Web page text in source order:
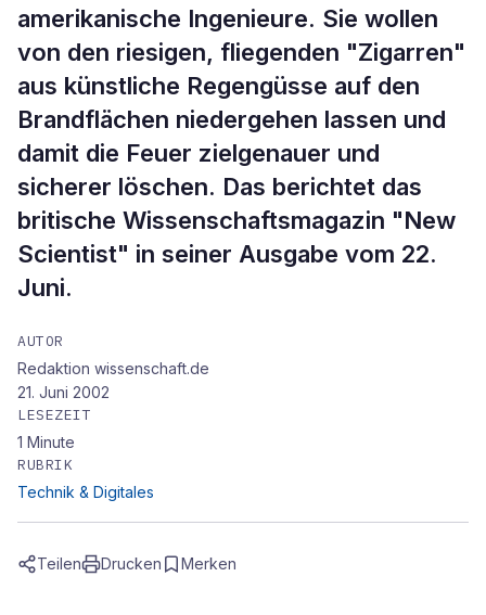
amerikanische Ingenieure. Sie wollen
von den riesigen, fliegenden "Zigarren"
aus künstliche Regengüsse auf den
Brandflächen niedergehen lassen und
damit die Feuer zielgenauer und
sicherer löschen. Das berichtet das
britische Wissenschaftsmagazin "New
Scientist" in seiner Ausgabe vom 22.
Juni.
AUTOR
Redaktion wissenschaft.de
21. Juni 2002
LESEZEIT
1 Minute
RUBRIK
Technik & Digitales
Teilen Drucken Merken